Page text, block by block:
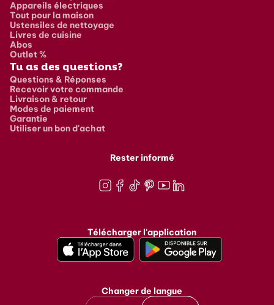
Appareils électriques
Tout pour la maison
Ustensiles de nettoyage
Livres de cuisine
Abos
Outlet %
Tu as des questions?
Questions & Réponses
Recevoir votre commande
Livraison & retour
Modes de paiement
Garantie
Utiliser un bon d'achat
Rester informé
Télécharger l'application
Changer de langue